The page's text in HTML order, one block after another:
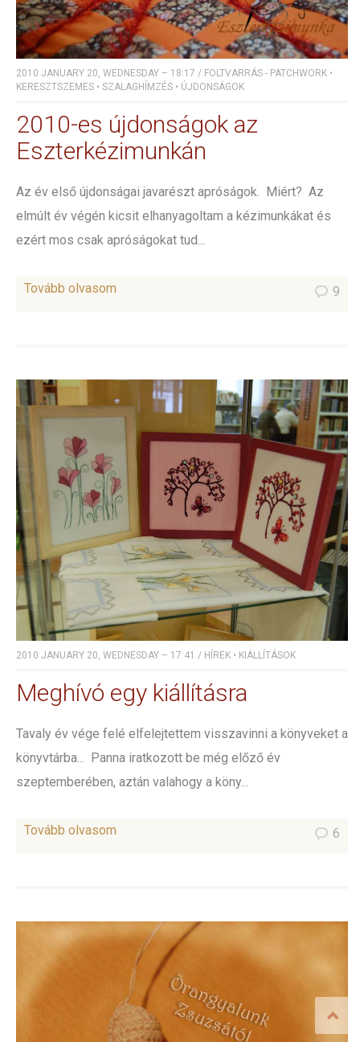
2010 JANUARY 20, WEDNESDAY – 18:17 / FOLTVARRÁS - PATCHWORK •
KERESZTSZEMES • SZALAGHÍMZÉS • ÚJDONSÁGOK
2010-es újdonságok az
Eszterkézimunkán
Az év első újdonságai javarészt apróságok. Miért? Az
elmúlt év végén kicsit elhanyagoltam a kézimunkákat és
ezért mos csak apróságokat tud...
Tovább olvasom 9
2010 JANUARY 20, WEDNESDAY – 17:41 / HÍREK • KIÁLLÍTÁSOK
Meghívó egy kiállításra
Tavaly év vége felé elfelejtettem visszavinni a könyveket a
könyvtárba... Panna iratkozott be még előző év
szeptemberében, aztán valahogy a köny...
Tovább olvasom 6